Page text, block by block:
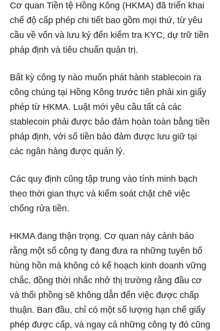
Cơ quan Tiền tệ Hồng Kông (HKMA) đã triển khai
chế độ cấp phép chi tiết bao gồm mọi thứ, từ yêu
cầu về vốn và lưu ký đến kiểm tra KYC, dự trữ tiền
pháp định và tiêu chuẩn quản trị.
Bất kỳ công ty nào muốn phát hành stablecoin ra
công chúng tại Hồng Kông trước tiên phải xin giấy
phép từ HKMA. Luật mới yêu cầu tất cả các
stablecoin phải được bảo đảm hoàn toàn bằng tiền
pháp định, với số tiền bảo đảm được lưu giữ tại
các ngân hàng được quản lý.
Các quy định cũng tập trung vào tính minh bạch
theo thời gian thực và kiểm soát chặt chẽ việc
chống rửa tiền.
HKMA đang thận trọng. Cơ quan này cảnh báo
rằng một số công ty đang đưa ra những tuyên bố
hùng hồn mà không có kế hoạch kinh doanh vững
chắc, đồng thời nhắc nhở thị trường rằng đầu cơ
và thổi phồng sẽ không dẫn đến việc được chấp
thuận. Ban đầu, chỉ có một số lượng hạn chế giấy
phép được cấp, và ngay cả những công ty đó cũng